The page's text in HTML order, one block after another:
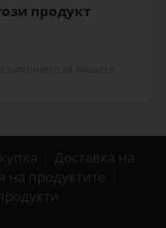
продукт
Доставка на
на продуктите